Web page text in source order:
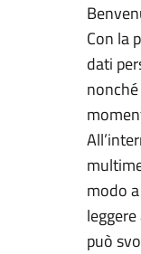
Con la
dati
modo
può